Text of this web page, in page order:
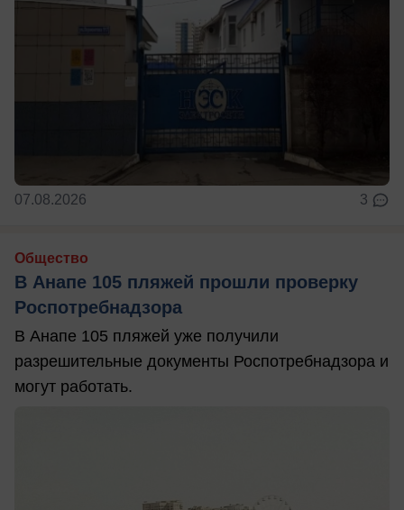
07.08.2026 3
Общество
В Анапе 105 пляжей прошли проверку
Роспотребнадзора
В Анапе 105 пляжей уже получили
разрешительные документы Роспотребнадзора и
могут работать.